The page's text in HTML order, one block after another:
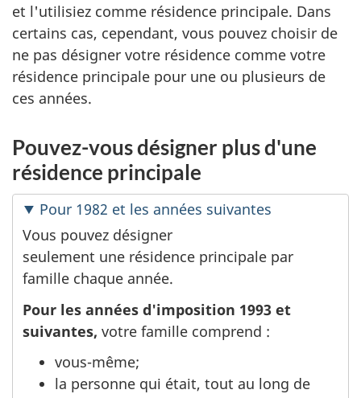
et l'utilisiez comme résidence principale. Dans
certains cas, cependant, vous pouvez choisir de
ne pas désigner votre résidence comme votre
résidence principale pour une ou plusieurs de
ces années.
Pouvez-vous désigner plus d'une
résidence principale
Pour 1982 et les années suivantes
Vous pouvez désigner
seulement une résidence principale par
famille chaque année.
Pour les années d'imposition 1993 et
suivantes, votre famille comprend :
vous-même;
la personne qui était, tout au long de